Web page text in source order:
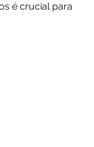
é crucial para